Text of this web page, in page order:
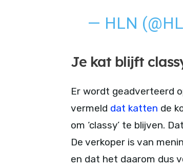
— HLN
Je kat blijft
Er wordt geadverteerd
vermeld dat katten de
om ‘classy’ te blijven.
De verkoper is van
en dat het daarom dus